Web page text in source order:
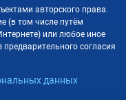
авторского права.
(в том числе путём
или любое иное
согласия
данных